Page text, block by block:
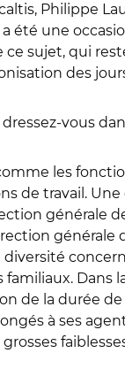
Philippe
été une
sujet, qui
des
vous
les
de travail.
générale
familiaux. Dans
de la durée
à ses